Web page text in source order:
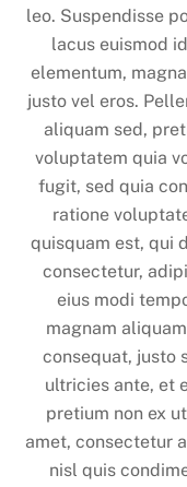
leo. Suspendisse
lacus euismod
elementum,
justo vel eros.
aliquam sed,
voluptatem quia
fugit, sed quia
ratione
quisquam est, qui
consectetur,
eius modi
magnam
consequat, justo
ultricies ante, et
pretium non ex
amet, consectetur
nisl quis